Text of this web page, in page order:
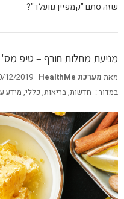
שזה סתם "קמפיין גוועלד"?
מניעת מחלות חורף – טיפ מס' 6: צריכת כפית דבש טהור מדי יום
מאת מערכת HealthMe
12/2019
במדור : חדשות,בריאות, כללי, מידע